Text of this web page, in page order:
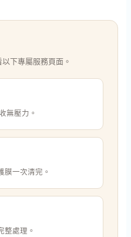
下專屬服務頁面。
無壓力。
膜一次清完。
整處理。